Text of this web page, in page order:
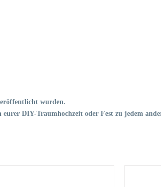
wurden.
DIY-Traumhochzeit oder Fest zu jedem